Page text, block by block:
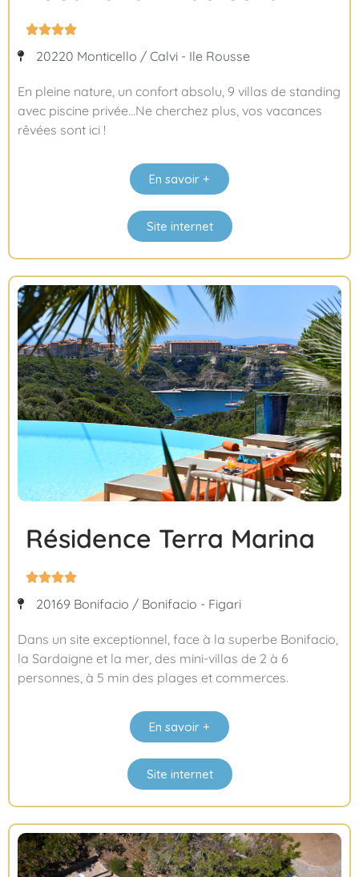

20220 Monticello / Calvi - Ile Rousse
En pleine nature, un confort absolu, 9 villas de standing
avec piscine privée…Ne cherchez plus, vos vacances
rêvées sont ici !
En savoir +
Site internet
Résidence Terra Marina

20169 Bonifacio / Bonifacio - Figari
Dans un site exceptionnel, face à la superbe Bonifacio,
la Sardaigne et la mer, des mini-villas de 2 à 6
personnes, à 5 min des plages et commerces.
En savoir +
Site internet